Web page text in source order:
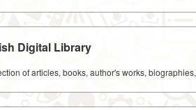
Digital Library
of articles, books, author's works,